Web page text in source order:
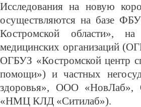
Исследования на новую
осуществляются на базе
Костромской области», на
медицинских организаций
ОГБУЗ «Костромской центр
помощи») и частных
здоровья», ООО «НовЛаб»,
«НМЦ КЛД «Ситилаб»).